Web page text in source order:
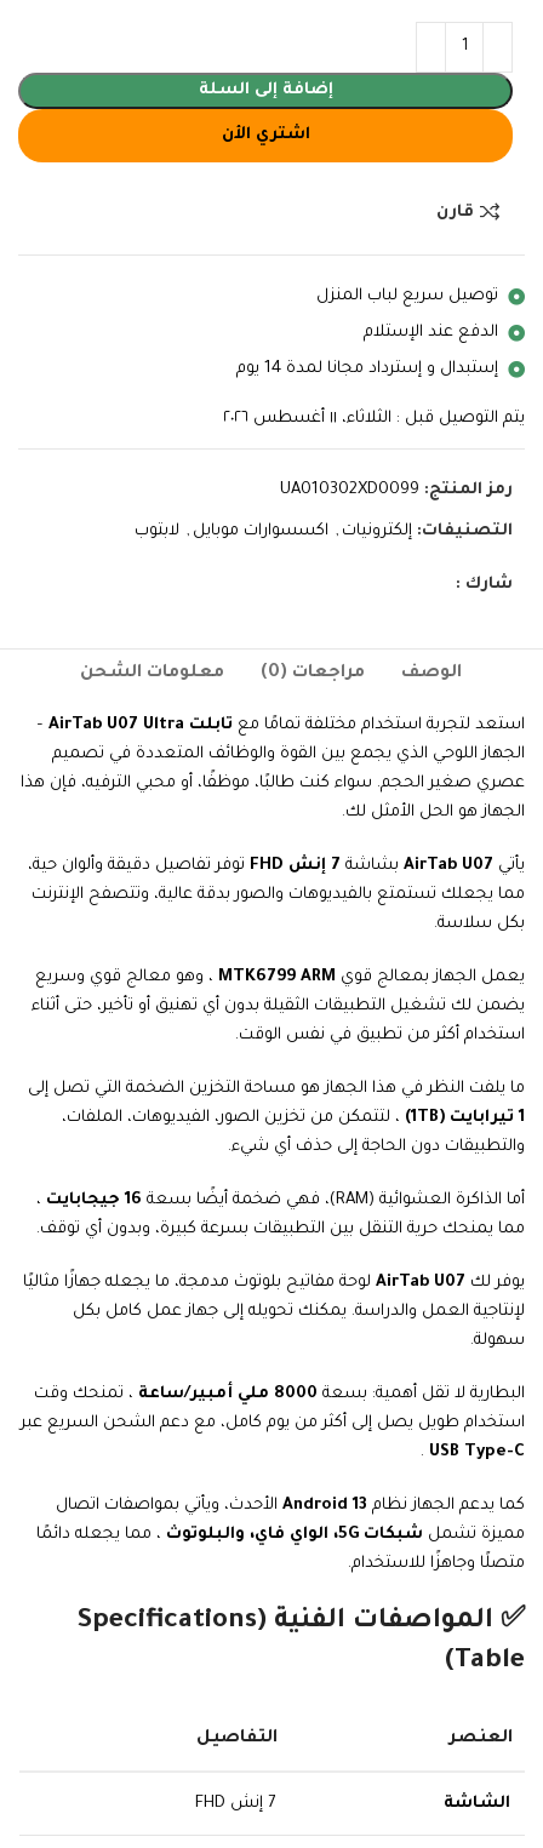
إضافة إلى السلة
اشتري الأن
قارن
توصيل سريع لباب المنزل
الدفع عند الإستلام
إستبدال و إسترداد مجانا لمدة 14 يوم
يتم التوصيل قبل : الثلاثاء، ١١ أغسطس ٢٠٢٦
رمز المنتج: UA010302XD0099
التصنيفات: إلكترونيات , اكسسوارات موبايل , لابتوب
شارك :
الوصف مراجعات (0) معلومات الشحن
استعد لتجربة استخدام مختلفة تمامًا مع تابلت AirTab U07 Ultra
–
الجهاز اللوحي الذي يجمع بين القوة والوظائف المتعددة في تصميم
عصري صغير الحجم. سواء كنت طالبًا، موظفًا، أو محبي الترفيه، فإن هذا
الجهاز هو الحل الأمثل لك.
يأتي AirTab U07 بشاشة 7 إنش FHD
توفر تفاصيل دقيقة وألوان حية،
مما يجعلك تستمتع بالفيديوهات والصور بدقة عالية، وتتصفح الإنترنت
بكل سلاسة.
يعمل الجهاز بمعالج قوي MTK6799 ARM ، وهو معالج قوي وسريع
يضمن لك تشغيل التطبيقات الثقيلة بدون أي تهنيق أو تأخير، حتى أثناء
استخدام أكثر من تطبيق في نفس الوقت.
ما يلفت النظر في هذا الجهاز هو مساحة التخزين الضخمة التي تصل إلى
1 تيرابايت (1TB)
، لتتمكن من تخزين الصور، الفيديوهات، الملفات،
والتطبيقات دون الحاجة إلى حذف أي شيء.
أما الذاكرة العشوائية (RAM)، فهي ضخمة أيضًا بسعة 16 جيجابايت
،
مما يمنحك حرية التنقل بين التطبيقات بسرعة كبيرة، وبدون أي توقف.
يوفر لك AirTab U07 لوحة مفاتيح بلوتوث مدمجة، ما يجعله جهازًا مثاليًا
لإنتاجية العمل والدراسة. يمكنك تحويله إلى جهاز عمل كامل بكل
سهولة.
البطارية لا تقل أهمية: بسعة 8000 ملي أمبير/ساعة
، تمنحك وقت
استخدام طويل يصل إلى أكثر من يوم كامل، مع دعم الشحن السريع عبر
USB Type-C
.
كما يدعم الجهاز نظام Android 13 الأحدث، ويأتي بمواصفات اتصال
مميزة تشمل شبكات 5G، الواي فاي، والبلوتوث
، مما يجعله دائمًا
متصلًا وجاهزًا للاستخدام.
✅ المواصفات الفنية (Specifications
Table)
العنصر التفاصيل
الشاشة 7 إنش FHD